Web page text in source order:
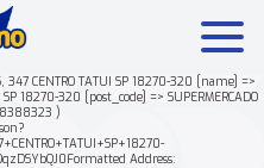
347 CENTRO TATUI SP 18270-320 [name] =>
18270-320 [post_code] => SUPERMERCADO
)
Address:
Minuano Rende +